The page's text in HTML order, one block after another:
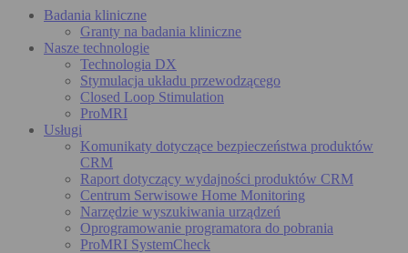
Badania kliniczne
Granty na badania kliniczne
Nasze technologie
Technologia DX
Stymulacja układu przewodzącego
Closed Loop Stimulation
ProMRI
Usługi
Komunikaty dotyczące bezpieczeństwa produktów
CRM
Raport dotyczący wydajności produktów CRM
Centrum Serwisowe Home Monitoring
Narzędzie wyszukiwania urządzeń
Oprogramowanie programatora do pobrania
ProMRI SystemCheck